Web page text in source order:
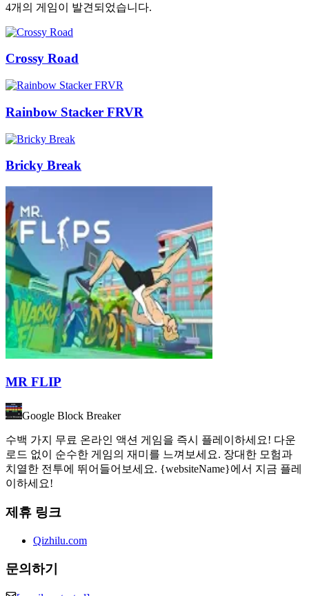
4개의 게임이 발견되었습니다.
Crossy Road
Rainbow Stacker FRVR
Bricky Break
MR FLIP
Google Block Breaker
수백 가지 무료 온라인 액션 게임을 즉시 플레이하세요! 다운
로드 없이 순수한 게임의 재미를 느껴보세요. 장대한 모험과
치열한 전투에 뛰어들어보세요. {websiteName}에서 지금 플레
이하세요!
제휴 링크
Qizhilu.com
문의하기